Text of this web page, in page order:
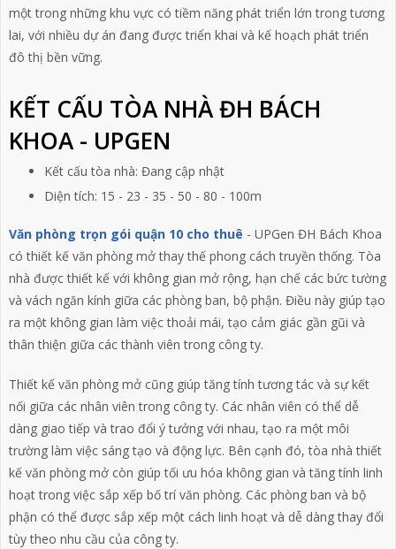
một trong những khu vực có tiềm năng phát triển lớn trong tương
lai, với nhiều dự án đang được triển khai và kế hoạch phát triển
đô thị bền vững.
KẾT CẤU TÒA NHÀ ĐH BÁCH
KHOA - UPGEN
Kết cấu tòa nhà: Đang cập nhật
Diện tích: 15 - 23 - 35 - 50 - 80 - 100m
Văn phòng trọn gói quận 10 cho thuê - UPGen ĐH Bách Khoa
có thiết kế văn phòng mở thay thế phong cách truyền thống. Tòa
nhà được thiết kế với không gian mở rộng, hạn chế các bức tường
và vách ngăn kính giữa các phòng ban, bộ phận. Điều này giúp tạo
ra một không gian làm việc thoải mái, tạo cảm giác gần gũi và
thân thiện giữa các thành viên trong công ty.
Thiết kế văn phòng mở cũng giúp tăng tính tương tác và sự kết
nối giữa các nhân viên trong công ty. Các nhân viên có thể dễ
dàng giao tiếp và trao đổi ý tưởng với nhau, tạo ra một môi
trường làm việc sáng tạo và động lực. Bên cạnh đó, tòa nhà thiết
kế văn phòng mở còn giúp tối ưu hóa không gian và tăng tính linh
hoạt trong việc sắp xếp bố trí văn phòng. Các phòng ban và bộ
phận có thể được sắp xếp một cách linh hoạt và dễ dàng thay đổi
tùy theo nhu cầu của công ty.